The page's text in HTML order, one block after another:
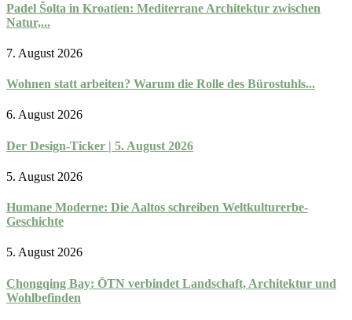
Padel Šolta in Kroatien: Mediterrane Architektur zwischen
Natur,...
7. August 2026
Wohnen statt arbeiten? Warum die Rolle des Bürostuhls...
6. August 2026
Der Design-Ticker | 5. August 2026
5. August 2026
Humane Moderne: Die Aaltos schreiben Weltkulturerbe-
Geschichte
5. August 2026
Chongqing Bay: ŌTN verbindet Landschaft, Architektur und
Wohlbefinden